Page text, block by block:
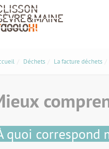
Déchets La facture déchets
quoi correspond